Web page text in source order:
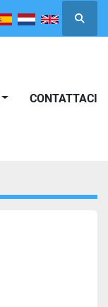
Cerca
CONTATTACI